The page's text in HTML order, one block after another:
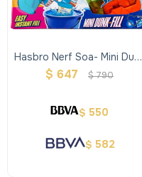
Hasbro Nerf Soa- Mini Dunk
Fill
$ 647 $790
$ 550
$ 582